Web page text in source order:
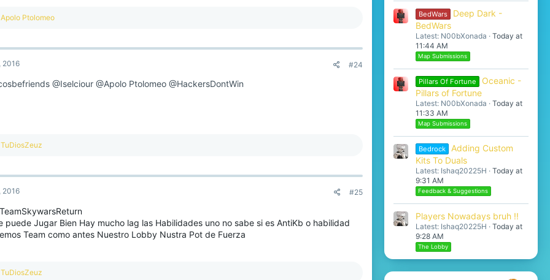
R
c
i
n
Apolo Ptolomeo
2016 #24
@Iselciour @Apolo Ptolomeo @HackersDontWin
R
c
i
n
s
:
TuDiosZeuz
2016 #25
puede Jugar Bien Hay mucho lag las Habilidades uno no sabe si es AntiKb o habilidad
Team como antes Nuestro Lobby Nustra Pot de Fuerza
R
TuDiosZeuz
BedWars
Deep Dark -
BedWars
Latest: N00bXonada
Today at
11:44 AM
Map Submissions
Pillars Of Fortune
Oceanic -
Pillars of Fortune
Latest: N00bXonada
Today at
11:33 AM
Map Submissions
Bedrock
Adding Custom
Kits To Duals
Latest: Ishaq20225H
Today at
9:31 AM
Feedback & Suggestions
Players Nowadays bruh !!
Latest: Ishaq20225H
Today at
9:28 AM
The Lobby